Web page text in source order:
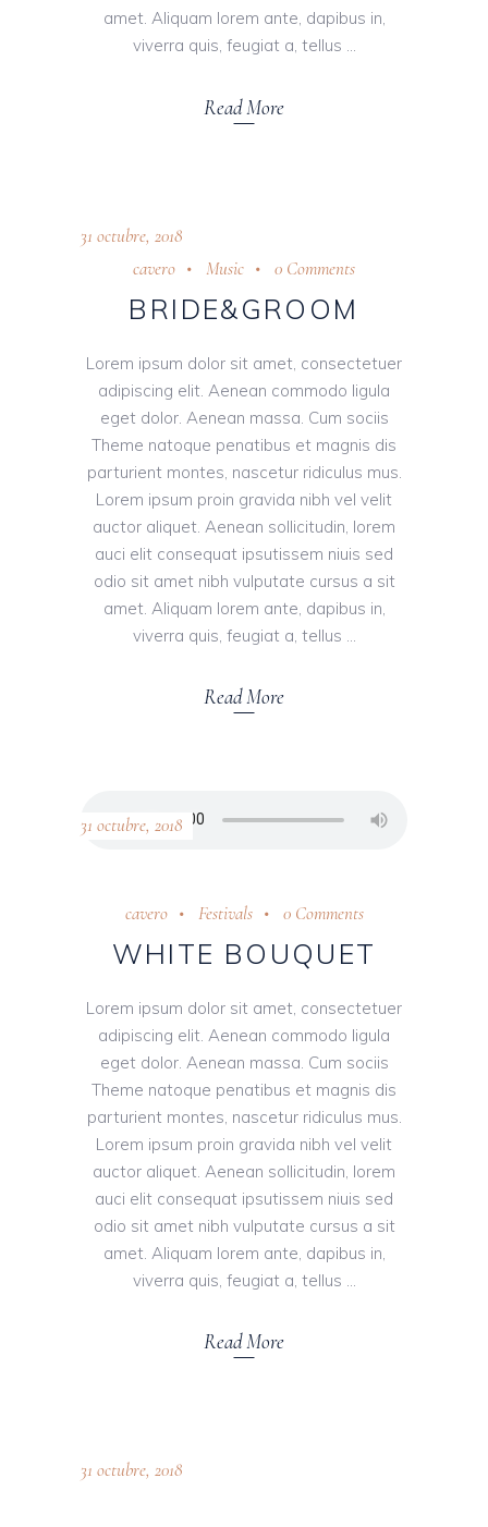
amet. Aliquam lorem ante, dapibus in,
viverra quis, feugiat a, tellus
Read More
31 octubre, 2018
cavero
Music 0 Comments
BRIDE&GROOM
Lorem ipsum dolor sit amet, consectetuer
adipiscing elit. Aenean commodo ligula
eget dolor. Aenean massa. Cum sociis
Theme natoque penatibus et magnis dis
parturient montes, nascetur ridiculus mus.
Lorem ipsum proin gravida nibh vel velit
auctor aliquet. Aenean sollicitudin, lorem
auci elit consequat ipsutissem niuis sed
odio sit amet nibh vulputate cursus a sit
amet. Aliquam lorem ante, dapibus in,
viverra quis, feugiat a, tellus
Read More
31 octubre, 2018
cavero Festivals 0 Comments
WHITE BOUQUET
Lorem ipsum dolor sit amet, consectetuer
adipiscing elit. Aenean commodo ligula
eget dolor. Aenean massa. Cum sociis
Theme natoque penatibus et magnis dis
parturient montes, nascetur ridiculus mus.
Lorem ipsum proin gravida nibh vel velit
auctor aliquet. Aenean sollicitudin, lorem
auci elit consequat ipsutissem niuis sed
odio sit amet nibh vulputate cursus a sit
amet. Aliquam lorem ante, dapibus in,
viverra quis, feugiat a, tellus
Read More
31 octubre, 2018